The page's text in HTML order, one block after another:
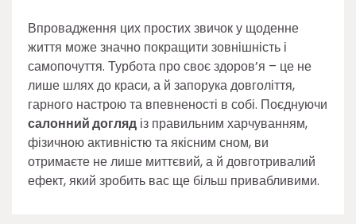
Впровадження цих простих звичок у щоденне
життя може значно покращити зовнішність і
самопочуття. Турбота про своє здоров’я – це не
лише шлях до краси, а й запорука довголіття,
гарного настрою та впевненості в собі. Поєднуючи
салонний догляд із правильним харчуванням,
фізичною активністю та якісним сном, ви
отримаєте не лише миттєвий, а й довготривалий
ефект, який зробить вас ще більш привабливими.